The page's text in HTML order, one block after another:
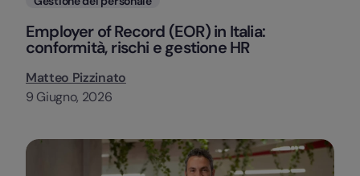
Employer of Record (EOR) in Italia:
conformità, rischi e gestione HR
Matteo Pizzinato
9 Giugno, 2026